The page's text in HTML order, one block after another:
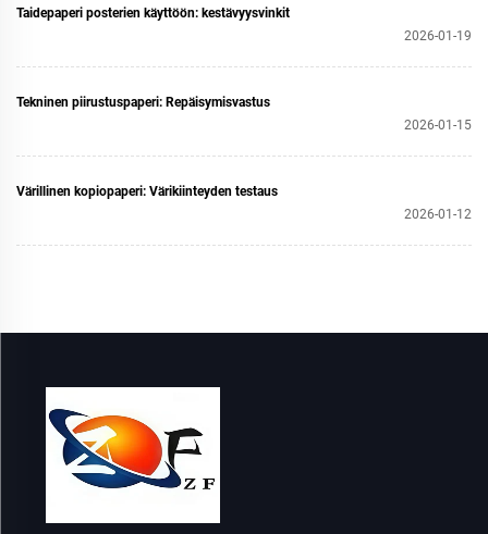
Taidepaperi posterien käyttöön: kestävyysvinkit
2026-01-19
Tekninen piirustuspaperi: Repäisymisvastus
2026-01-15
Värillinen kopiopaperi: Värikiinteyden testaus
2026-01-12